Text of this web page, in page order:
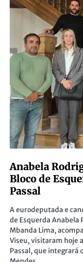
Anabela
Bloco de
Passal
A eurodeputada e
de Esquerda Anabela
Mbanda Lima,
Viseu, visitaram hoje
Passal, que integrará